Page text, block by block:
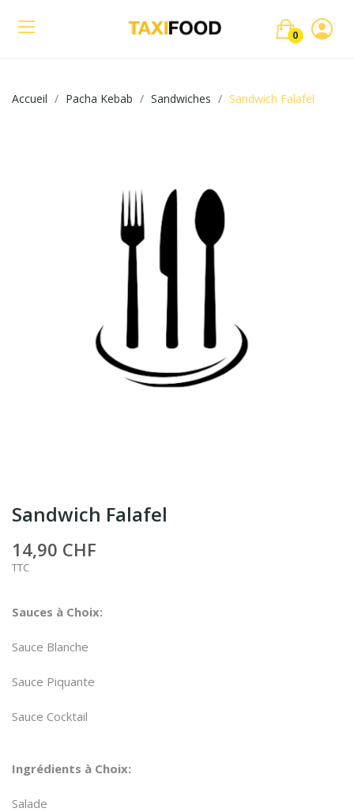
0
Accueil Pacha Kebab Sandwiches Sandwich Falafel
Sandwich Falafel
14,90 CHF
TTC
Sauces à Choix:
Sauce Blanche
Sauce Piquante
Sauce Cocktail
Ingrédients à Choix:
Salade